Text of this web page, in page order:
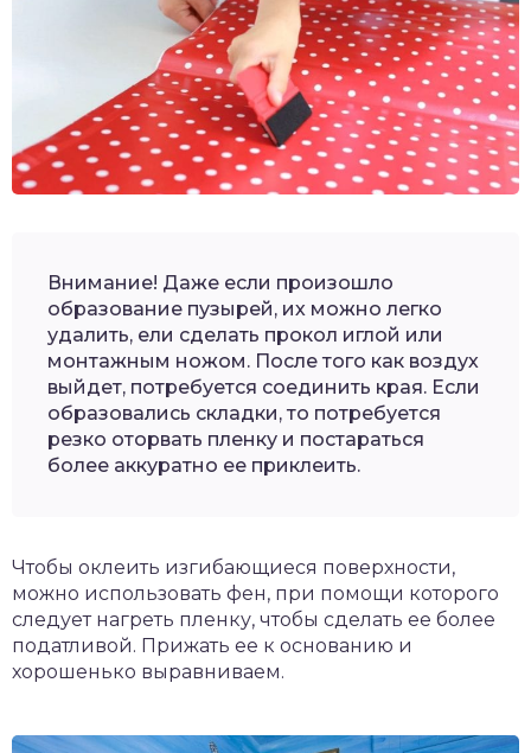
Внимание! Даже если произошло
образование пузырей, их можно легко
удалить, ели сделать прокол иглой или
монтажным ножом. После того как воздух
выйдет, потребуется соединить края. Если
образовались складки, то потребуется
резко оторвать пленку и постараться
более аккуратно ее приклеить.
Чтобы оклеить изгибающиеся поверхности,
можно использовать фен, при помощи которого
следует нагреть пленку, чтобы сделать ее более
податливой. Прижать ее к основанию и
хорошенько выравниваем.